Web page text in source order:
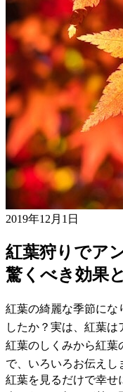
2019年12月1日
紅葉狩りでア
驚くべき効果
紅葉の綺麗な季節にな
したか？実は、紅葉は
紅葉のしくみから紅葉
で、いろいろお伝えし
紅葉を見るだけで幸せ